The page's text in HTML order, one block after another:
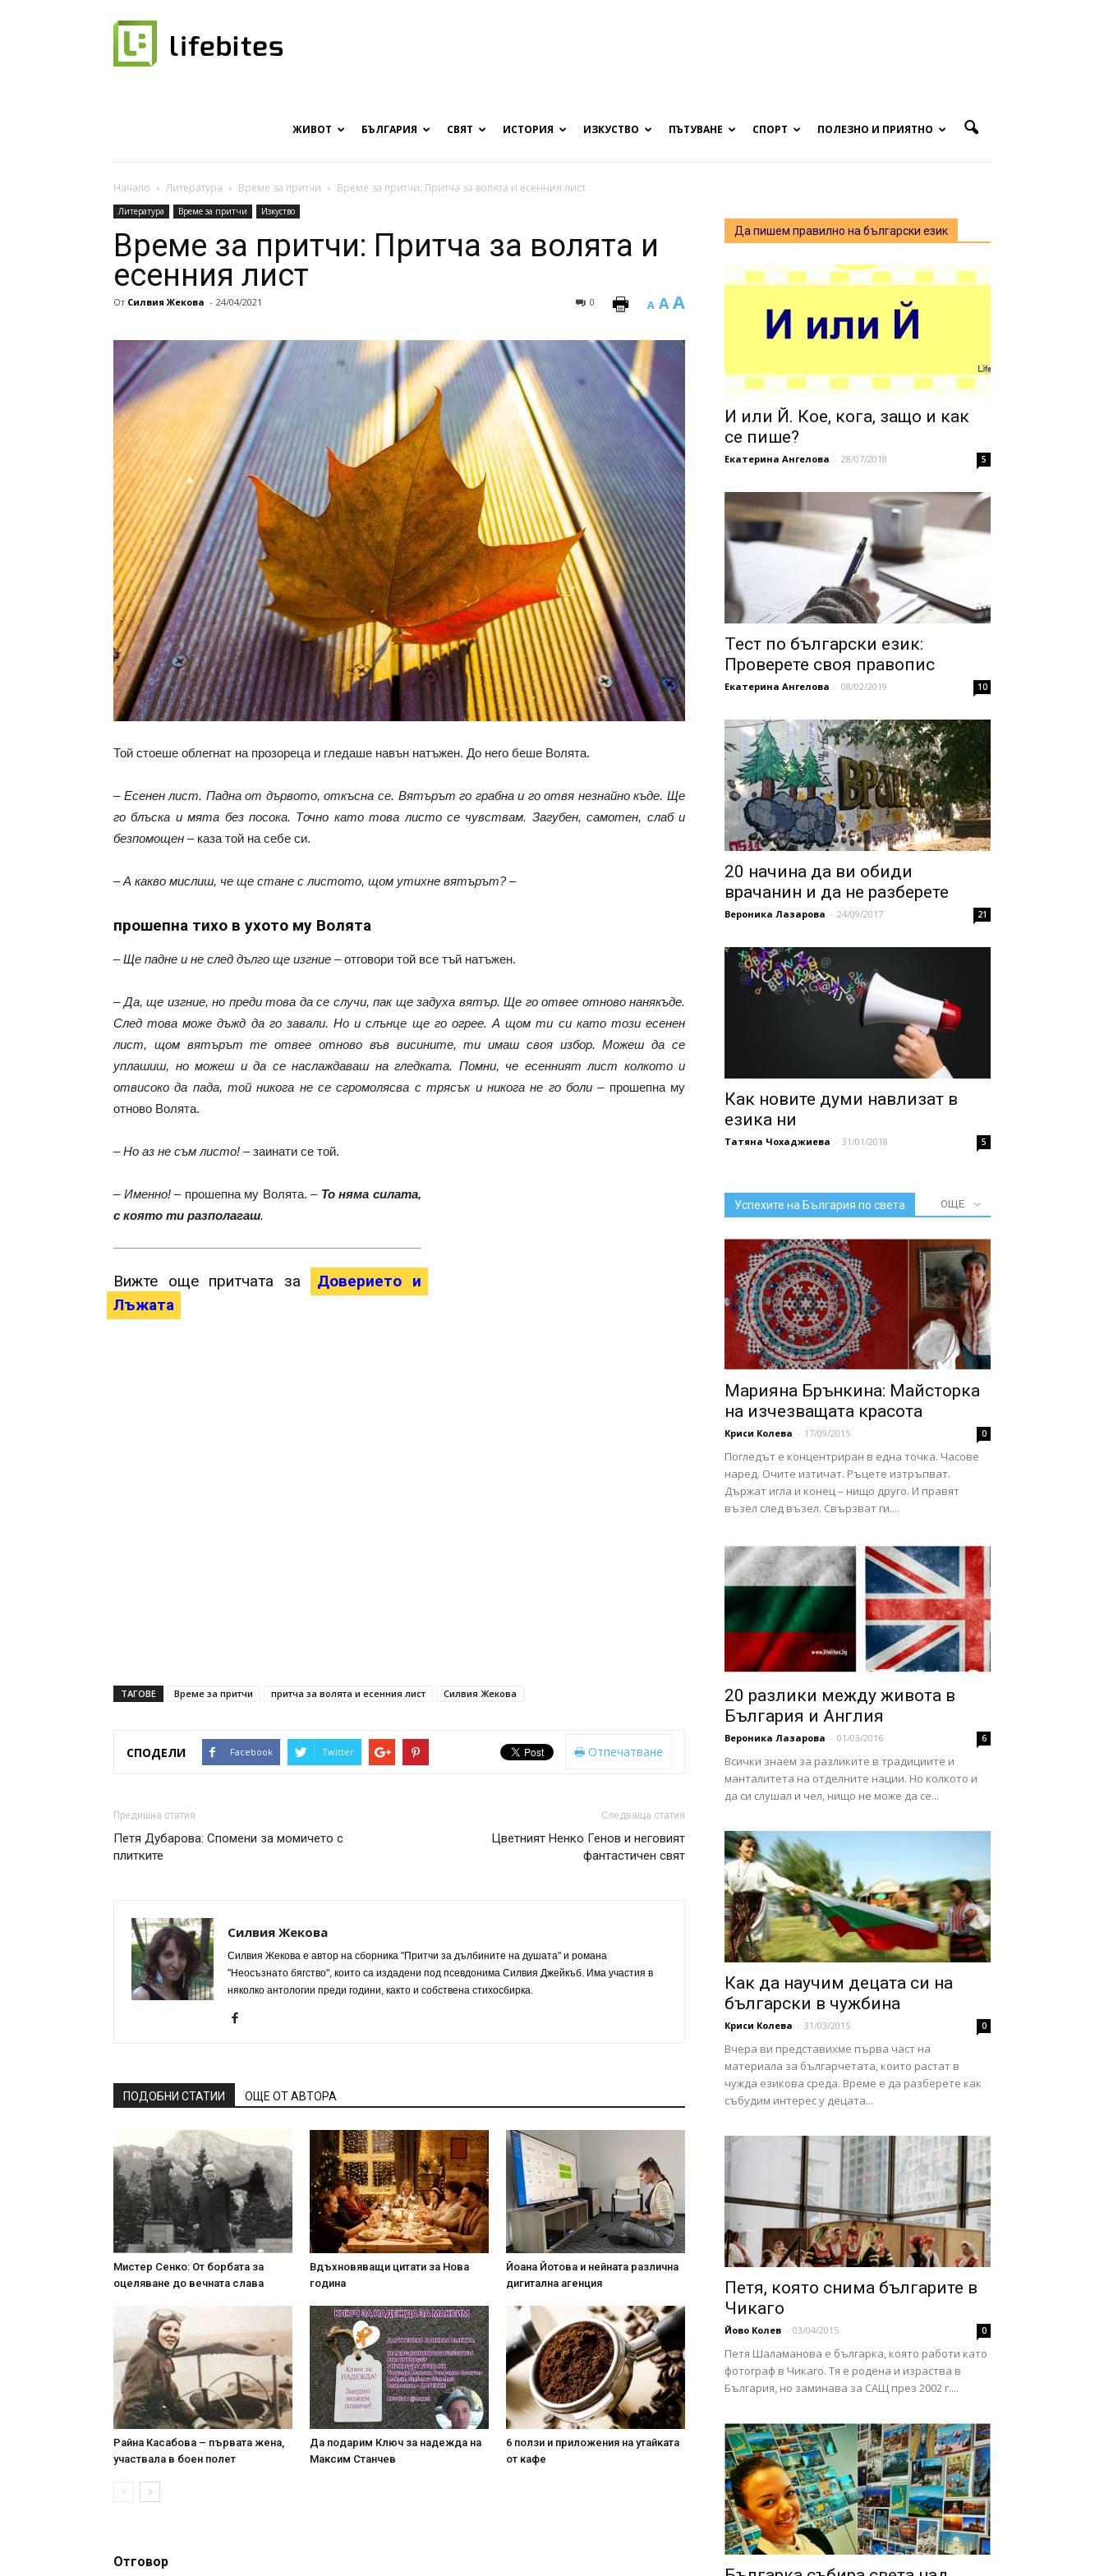
списание
за
вкус
на
живот
ЖИВОТ БЪЛГАРИЯ СВЯТ ИСТОРИЯ ИЗКУСТВО ПЪТУВАНЕ СПОРТ ПОЛЕЗНО И ПРИЯТНО
Начало Литература Време за притчи Време за притчи: Притча за волята и есенния лист
Литература Време за притчи Изкуство
Време за притчи: Притча за волята и
есенния лист
От Силвия Жекова - 24/04/2021 A A A
0
Той стоеше облегнат на прозореца и гледаше навън натъжен. До него беше Волята.
– Есенен лист. Падна от дървото, откъсна се. Вятърът го грабна и го отвя незнайно къде. Ще
го блъска и мята без посока. Точно като това листо се чувствам. Загубен, самотен, слаб и
безпомощен – каза той на себе си.
–А какво мислиш, че ще стане с листото, щом утихне вятърът?–
прошепна тихо в ухото му Волята
–Ще падне и не след дълго ще изгние – отговори той все тъй натъжен.
– Да, ще изгние, но преди това да се случи, пак ще задуха вятър. Ще го отвее отново нанякъде.
След това може дъжд да го завали. Но и слънце ще го огрее. А щом ти си като този есенен
лист, щом вятърът те отвее отново във висините, ти имаш своя избор. Можеш да се
уплашиш, но можеш и да се наслаждаваш на гледката. Помни, че есенният лист колкото и
отвисоко да пада, той никога не се сгромолясва с трясък и никога не го боли– прошепна му
отново Волята.
–Но аз не съм листо! – заинати се той.
– Именно!– прошепна му Волята. – То няма силата,
с която ти разполагаш.
Вижте още притчата за
Доверието и
Лъжата
ТАГОВЕ Време за притчи притча за волята и есенния лист Силвия Жекова
СПОДЕЛИ Facebook Twitter Отпечатване
Предишна статия
Петя Дубарова: Спомени за момичето с
плитките
Следваща статия
Цветният Ненко Генов и неговият
фантастичен свят
Силвия Жекова
Силвия Жекова е автор на сборника "Притчи за дълбините на душата" и романа
"Неосъзнато бягство", които са издадени под псевдонима Силвия Джейкъб. Има участия в
няколко антологии преди години, както и собствена стихосбирка.
ПОДОБНИ СТАТИИ ОЩЕ ОТ АВТОРА
Мистер Сенко: От борбата за
оцеляване до вечната слава
Вдъхновяващи цитати за Нова
година
Йоана Йотова и нейната различна
дигитална агенция
Райна Касабова – първата жена,
участвала в боен полет
Да подарим Ключ за надежда на
Максим Станчев
6 ползи и приложения на утайката
от кафе
Отговор
Да пишем правилно на български език
И или Й. Кое, кога, защо и как
се пише?
Екатерина Ангелова - 28/07/2018 5
Тест по български език:
Проверете своя правопис
Екатерина Ангелова - 08/02/2019 10
20 начина да ви обиди
врачанин и да не разберете
Вероника Лазарова - 24/09/2017 21
Как новите думи навлизат в
езика ни
Татяна Чохаджиева - 31/01/2018 5
Успехите на България по света ОЩЕ
Марияна Брънкина: Майсторка
на изчезващата красота
Криси Колева - 17/09/2015 0
Погледът е концентриран в една точка. Часове
наред. Очите изтичат. Ръцете изтръпват.
Държат игла и конец – нищо друго. И правят
възел след възел. Свързват ги....
20 разлики между живота в
България и Англия
Вероника Лазарова - 01/03/2016 6
Всички знаем за разликите в традициите и
манталитета на отделните нации. Но колкото и
да си слушал и чел, нищо не може да се...
Как да научим децата си на
български в чужбина
Криси Колева - 31/03/2015 0
Вчера ви представихме първа част на
материала за българчетата, които растат в
чужда езикова среда. Време е да разберете как
събудим интерес у децата...
Петя, която снима българите в
Чикаго
Йово Колев - 03/04/2015 0
Петя Шаламанова е българка, която работи като
фотограф в Чикаго. Тя е родена и израства в
България, но заминава за САЩ през 2002 г....